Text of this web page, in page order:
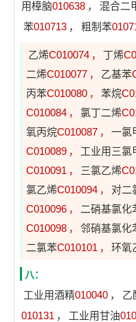
用樟脑010638 ， 混合二
苯010713 ， 粗制苯
乙烯C010074 ， 丁烯
二烯C010077 ， 乙基苯
丙苯C010080 ， 苯烷
C010084 ， 氯丁二烯
氧丙烷C010087 ， 一氯
C010089 ， 工业用三氯
C010091 ， 三氯乙烯
氯乙烯C010094 ， 对二
C010096 ， 二硝基氯化
C010098 ， 邻硝基氯化
二氯苯C010101 ， 环氧
八：
工业用酒精010040 ， 乙
010131 ， 工业用甘油